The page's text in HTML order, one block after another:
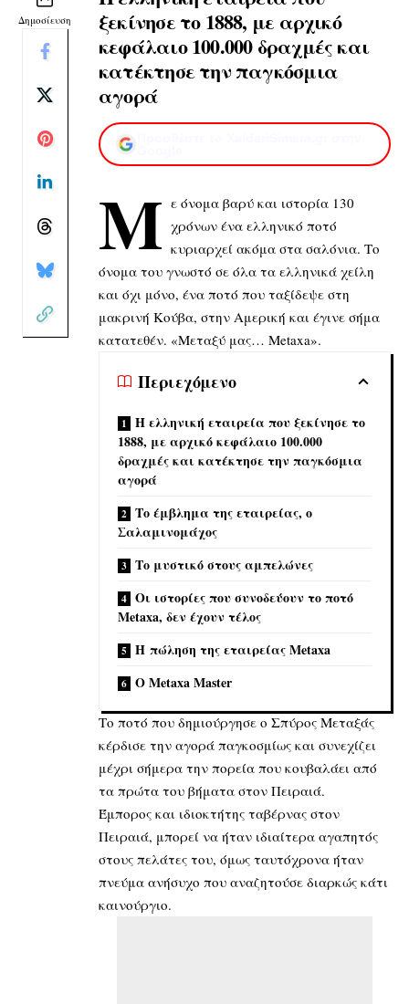
Δημοσίευση
ξεκίνησε το 1888, με αρχικό
κεφάλαιο 100.000 δραχμές και
κατέκτησε την παγκόσμια
αγορά
Μ ε όνομα βαρύ και ιστορία 130
χρόνων ένα ελληνικό ποτό
κυριαρχεί ακόμα στα σαλόνια. Το
όνομα του γνωστό σε όλα τα ελληνικά χείλη
και όχι μόνο, ένα ποτό που ταξίδεψε στη
μακρινή Κούβα, στην Αμερική και έγινε σήμα
κατατεθέν. «Μεταξύ μας… Metaxa».
Περιεχόμενο
Η ελληνική εταιρεία που ξεκίνησε το
1888, με αρχικό κεφάλαιο 100.000
δραχμές και κατέκτησε την παγκόσμια
αγορά
Το έμβλημα της εταιρείας, ο
Σαλαμινομάχος
Το μυστικό στους αμπελώνες
Οι ιστορίες που συνοδεύουν το ποτό
Metaxa, δεν έχουν τέλος
Η πώληση της εταιρείας Metaxa
Ο Metaxa Master
Το ποτό που δημιούργησε ο Σπύρος Μεταξάς
κέρδισε την αγορά παγκοσμίως και συνεχίζει
μέχρι σήμερα την πορεία που κουβαλάει από
τα πρώτα του βήματα στον Πειραιά.
Έμπορος και ιδιοκτήτης ταβέρνας στον
Πειραιά, μπορεί να ήταν ιδιαίτερα αγαπητός
στους πελάτες του, όμως ταυτόχρονα ήταν
πνεύμα ανήσυχο που αναζητούσε διαρκώς κάτι
καινούργιο.